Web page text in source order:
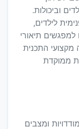
וביכולות.
לילדים,
למפגשים תיאורי
התכנית
ממוקדת
ומצבים